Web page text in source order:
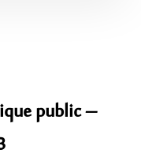
public –